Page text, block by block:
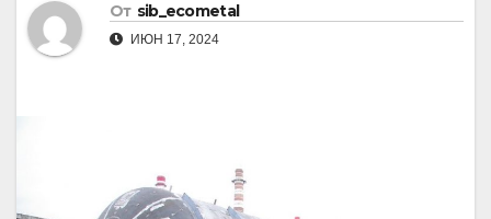
От sib_ecometal
ИЮН 17, 2024